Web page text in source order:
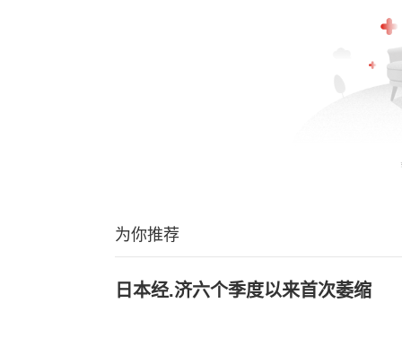
为你推荐
日本经.济六个季度以来首次萎缩